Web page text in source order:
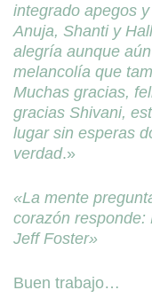
integrado apegos
Anuja, Shanti y
alegría aunque
melancolía que
Muchas gracias,
gracias Shivani,
lugar sin esperas
verdad.»
«La mente
corazón responde:
Jeff Foster»
Buen trabajo…